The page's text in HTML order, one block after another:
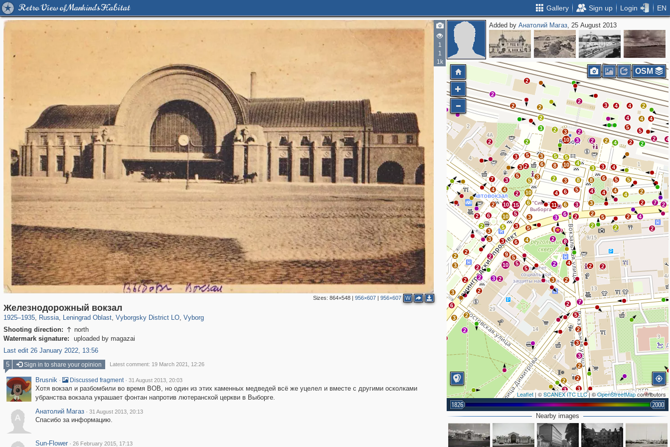
Retro View of Mankind's Habitat Gallery Sign up Login EN
1
1
1k
Sizes: 864×548| 956×607| 956×607 W
Железнодорожный вокзал
1925–1935, Russia
1,406,258 29,243
, Leningrad Oblast
38,918 592
, Vyborgsky District LO
15,586
, Vyborg
Shooting direction:  north
Watermark signature:
uploaded by magazai
Last edit 26 January 2022, 13:56
Added byАнатолий Магаз, 25 August 2013
2 4
2
2
7
2
2
4
2
2
2
5
2
4 4
4
5
5
4
6
3
3
8
8
5
4
3
2
2
3
6
6
6
3
4
11
3
6
2
8 10 4
5
5
10 3
2
2
4 2
2
4
5
5
4 4
2
4
4
3
2
2
2
2
3 2 3
3
2
5
3
6
3
5
10
2
5
4
3
3 2
4
7
2
2
2
2
2 6 10
10
2
15
5
5
3
3
3
2
2
2
2
2
3
2
2
3
6
3
2
2
2
2
2
3
10
9
5
5
5
4
6
3 5
3
2
5
8
2
3 2
4 2 2
7
2
5
2
3
3
2
2
3
4
3
3
2
2 5
Leaflet| ©SCANEX ITC LLC| ©OpenStreetMapcontributors
1826 2000
OSM
Nearby images
5 Sign in to share your opinion Latest comment: 19 March 2021, 12:26
Brusnik · Discussed fragment · 31 August 2013, 20:03
Хотя вокзал и разбомбили во время ВОВ, но один из этих каменных медведей всё же уцелел и вместе с другими осколками
убранства вокзала украшает фонтан напротив лютеранской церкви в Выборге.
А
Анатолий Магаз · 31 August 2013, 20:13
Спасибо за информацию.
Sun-Flower · 26 February 2015, 17:13